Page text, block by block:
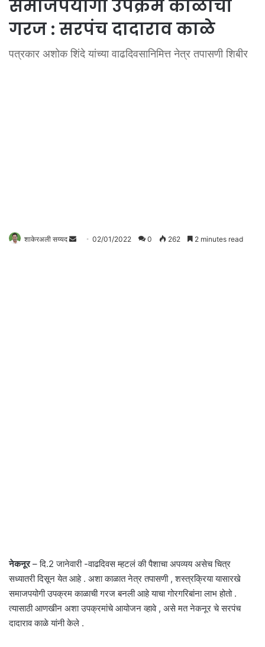
समाजपयोगी उपक्रम काळाची
गरज : सरपंच दादाराव काळे
पत्रकार अशोक शिंदे यांच्या वाढदिवसानिमित्त नेत्र तपासणी शिबीर
शाकेरअली सय्यद 02/01/2022 0 262 2 minutes read
नेकनूर– दि.2 जानेवारी -वाढदिवस म्हटलं की पैशाचा अपव्यय असेच चित्र
सध्यातरी दिसून येत आहे . अशा काळात नेत्र तपासणी , शस्त्रक्रिया यासारखे
समाजपयोगी उपक्रम काळाची गरज बनली आहे याचा गोरगरिबांना लाभ होतो .
त्यासाठी आणखीन अशा उपक्रमांचे आयोजन व्हावे , असे मत नेकनूर चे सरपंच
दादाराव काळे यांनी केले .